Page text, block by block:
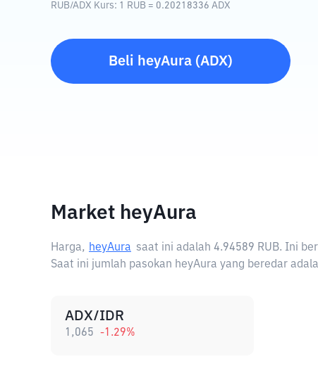
RUB/ADX Kurs: 1 RUB = 0.20218336 ADX
Beli heyAura (ADX)
Market heyAura
Harga, heyAura saat ini adalah 4.94589 RUB. Ini
Saat ini jumlah pasokan heyAura yang beredar
ADX/IDR
1,065 -1.29%